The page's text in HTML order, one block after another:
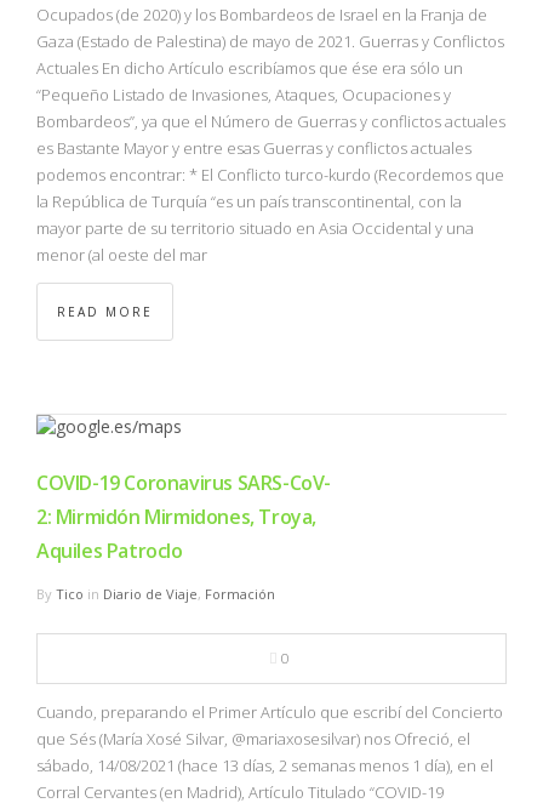
Ocupados (de 2020) y los Bombardeos de Israel en la Franja de
Gaza (Estado de Palestina) de mayo de 2021. Guerras y Conflictos
Actuales En dicho Artículo escribíamos que ése era sólo un
“Pequeño Listado de Invasiones, Ataques, Ocupaciones y
Bombardeos”, ya que el Número de Guerras y conflictos actuales
es Bastante Mayor y entre esas Guerras y conflictos actuales
podemos encontrar: * El Conflicto turco-kurdo (Recordemos que
la República de Turquía “es un país transcontinental, con la
mayor parte de su territorio situado en Asia Occidental y una
menor (al oeste del mar
READ MORE
COVID-19 Coronavirus SARS-CoV-
2: Mirmidón Mirmidones, Troya,
Aquiles Patroclo
By Tico in Diario de Viaje, Formación
0
Cuando, preparando el Primer Artículo que escribí del Concierto
que Sés (María Xosé Silvar, @mariaxosesilvar) nos Ofreció, el
sábado, 14/08/2021 (hace 13 días, 2 semanas menos 1 día), en el
Corral Cervantes (en Madrid), Artículo Titulado “COVID-19